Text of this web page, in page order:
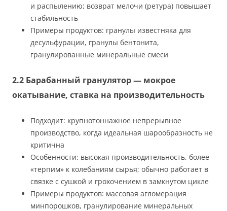
и распылению; возврат мелочи (ретура) повышает
стабильность
Примеры продуктов: гранулы известняка для
десульфурации, гранулы бентонита,
гранулированные минеральные смеси
2.2 Барабанный гранулятор — мокрое
окатывание, ставка на производительность
Подходит: крупнотоннажное непрерывное
производство, когда идеальная шарообразность не
критична
Особенности: высокая производительность, более
«терпим» к колебаниям сырья; обычно работает в
связке с сушкой и грохочением в замкнутом цикле
Примеры продуктов: массовая агломерация
минпорошков, гранулирование минеральных